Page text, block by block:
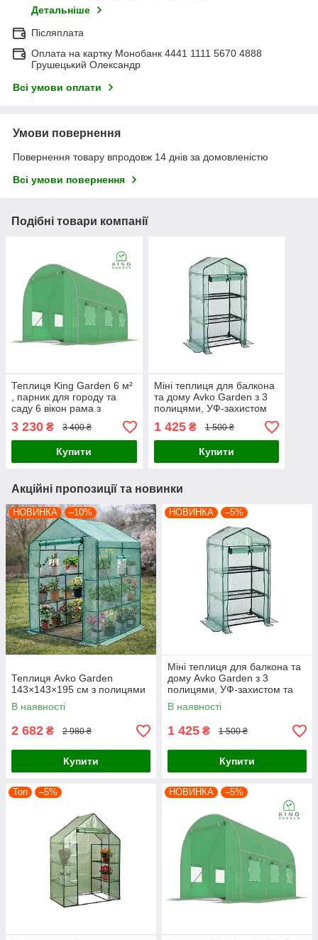
Детальніше
Післяплата
Оплата на картку Монобанк 4441 1111 5670 4888
Грушецький Олександр
Всі умови оплати
Умови повернення
Повернення товару впродовж 14 днів за домовленістю
Всі умови повернення
Подібні товари компанії
Теплиця King Garden 6 м²
, парник для городу та
саду 6 вікон рама з
300х200х200 см
3 230 ₴ 3 400 ₴
Купити
Міні теплиця для балкона
та дому Avko Garden з 3
полицями, УФ-захистом
1 425₴ 1 500 ₴
Купити
Акційні пропозиції та новинки
НОВИНКА –10%
Теплиця Avko Garden
143×143×195 см з полицями
В наявності
2 682 ₴ 2 980 ₴
Купити
НОВИНКА –5%
Міні теплиця для балкона та
дому Avko Garden з 3
полицями, УФ-захистом та
вентиляцією
В наявності
1 425 ₴ 1 500 ₴
Купити
Топ –5% НОВИНКА –5%